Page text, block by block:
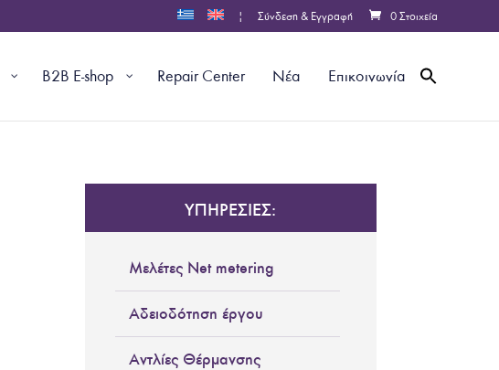
| Σύνδεση & Εγγραφή 0 Στοιχεία
B2B E-shop Repair Center Νέα Επικοινωνία
ΥΠΗΡΕΣΙΕΣ:
Μελέτες Net metering
Αδειοδότηση έργου
Αντλίες Θέρμανσης